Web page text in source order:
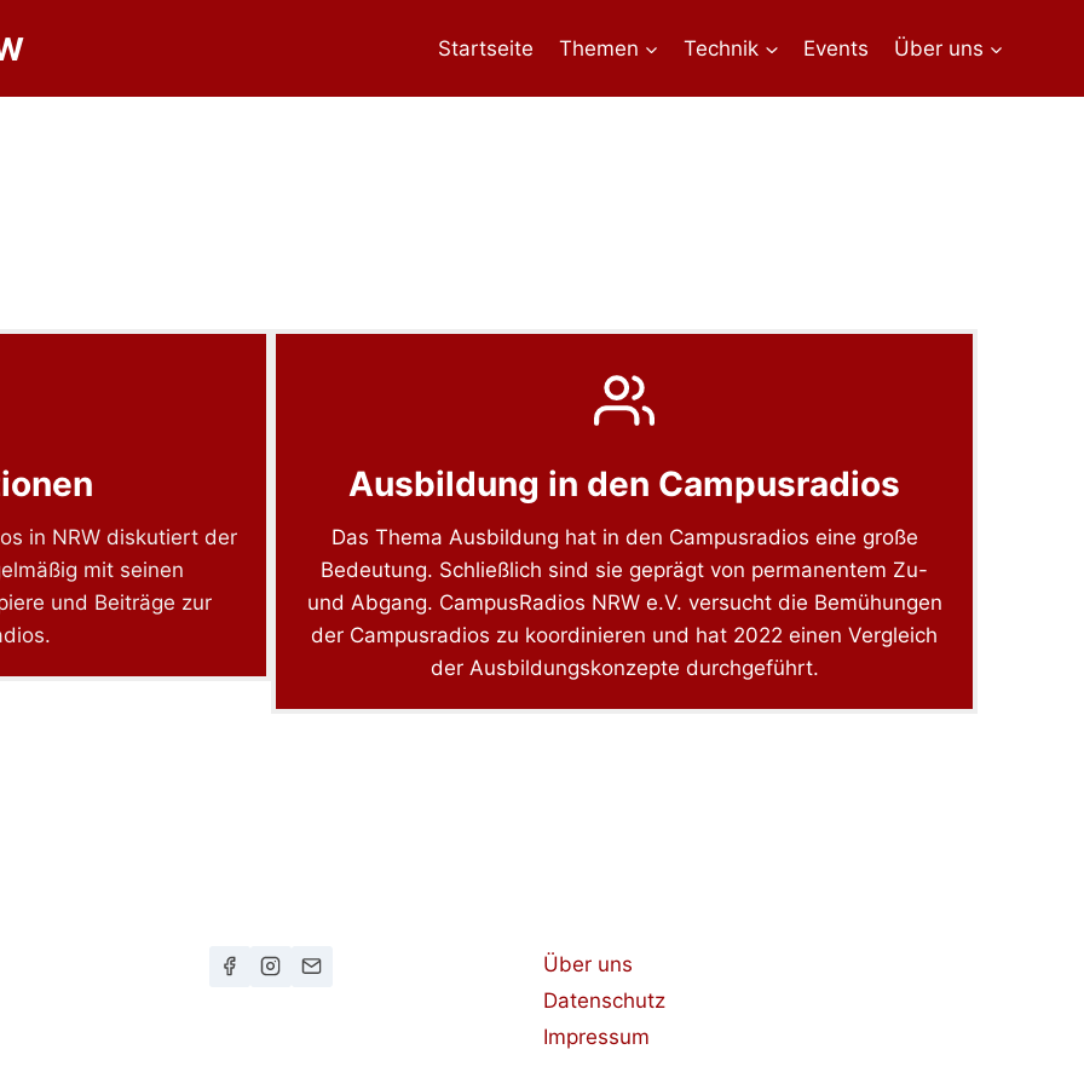
Startseite Themen Technik Events Über uns
in NRW diskutiert der
mit seinen
und Beiträge zur
Ausbildung in den Campusradios
Das Thema Ausbildung hat in den Campusradios eine große
Bedeutung. Schließlich sind sie geprägt von permanentem Zu-
und Abgang. CampusRadios NRW e.V. versucht die Bemühungen
der Campusradios zu koordinieren und hat 2022 einen Vergleich
der Ausbildungskonzepte durchgeführt.
Über uns
Datenschutz
Impressum